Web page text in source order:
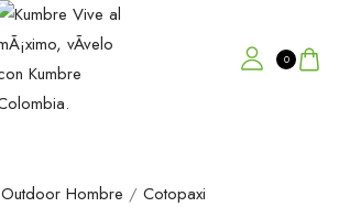
0
Outdoor Hombre / Cotopaxi